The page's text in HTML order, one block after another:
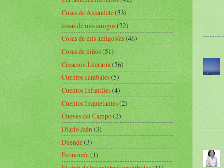
Cosas de Alcaudete(33)
cosas de mis amigos(22)
Cosas de mis amigos/as(46)
Cosas de niños(51)
Creación Literaria(56)
Cuentos caníbales(5)
Cuentos Infantiles(4)
Cuentos Inquietantes(2)
Cuevas del Campo(2)
Diario Jaén(3)
Duende(3)
Economía(1)